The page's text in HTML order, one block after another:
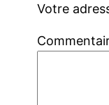
Votre